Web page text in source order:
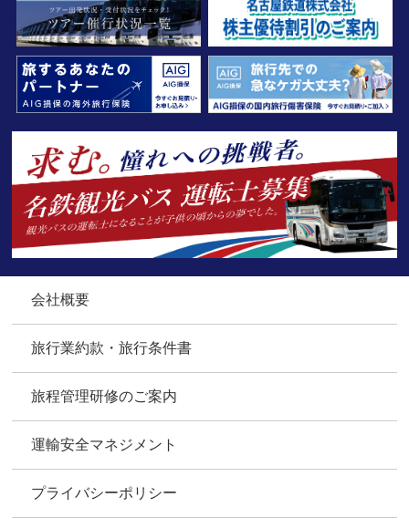
会社概要
旅行業約款・旅行条件書
旅程管理研修のご案内
運輸安全マネジメント
プライバシーポリシー